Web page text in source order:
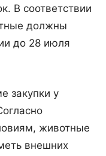
В соответствии
должны
до 28 июля
закупки у
животные
внешних